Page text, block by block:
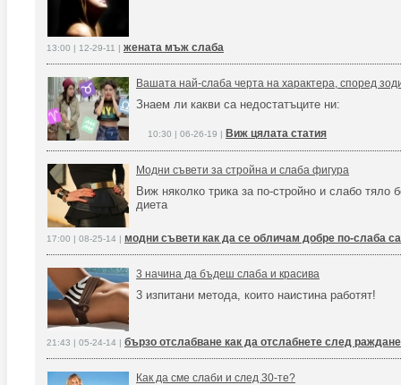
13:00 | 12-29-11 | жената мъж слаба
Вашата най-слаба черта на характера, според
Знаем ли какви са недостатъците ни:
10:30 | 06-26-19 | Виж цялата статия
Модни съвети за стройна и слаба фигура
Виж няколко трика за по-стройно и слабо тяло
диета
17:00 | 08-25-14 | модни съвети как да се обличам добре по-слаба
3 начина да бъдеш слаба и красива
3 изпитани метода, които наистина работят!
21:43 | 05-24-14 | бързо отслабване как да отслабнете след
Как да сме слаби и след 30-те?